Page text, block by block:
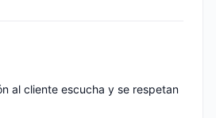
al cliente escucha y se respetan